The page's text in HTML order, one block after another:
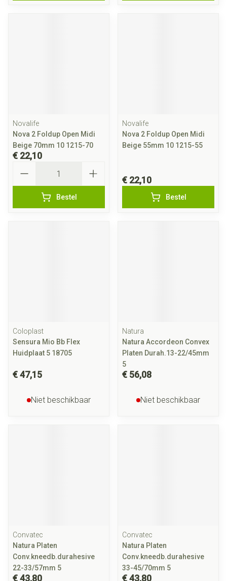
Novalife
Nova 2 Foldup Open Midi
Beige 70mm 10 1215-70
€ 22,10
Bestel
Novalife
Nova 2 Foldup Open Midi
Beige 55mm 10 1215-55
€ 22,10
Bestel
Coloplast
Sensura Mio Bb Flex
Huidplaat 5 18705
€ 47,15
Niet beschikbaar
Natura
Natura Accordeon Convex
Platen Durah.13-22/45mm
5
€ 56,08
Niet beschikbaar
Convatec
Natura Platen
Conv.kneedb.durahesive
22-33/57mm 5
€ 43,80
Convatec
Natura Platen
Conv.kneedb.durahesive
33-45/70mm 5
€ 43,80